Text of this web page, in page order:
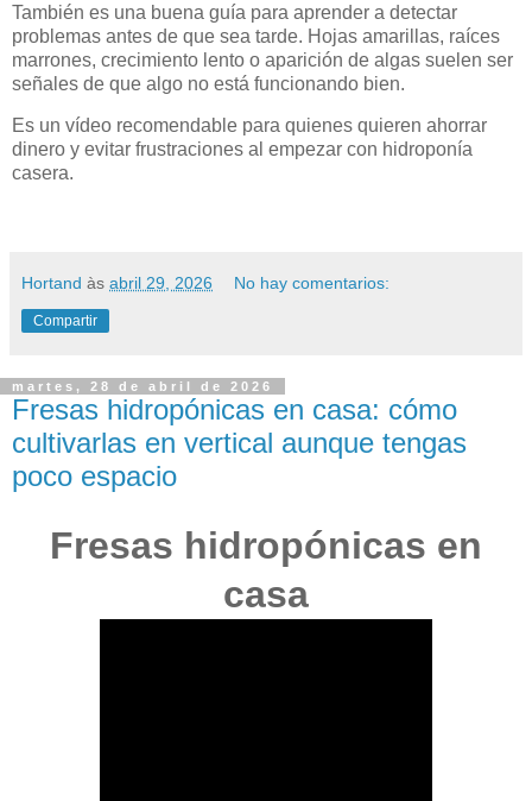
También es una buena guía para aprender a detectar
problemas antes de que sea tarde. Hojas amarillas, raíces
marrones, crecimiento lento o aparición de algas suelen ser
señales de que algo no está funcionando bien.
Es un vídeo recomendable para quienes quieren ahorrar
dinero y evitar frustraciones al empezar con hidroponía
casera.
Hortand às abril 29, 2026 No hay comentarios:
Compartir
martes, 28 de abril de 2026
Fresas hidropónicas en casa: cómo
cultivarlas en vertical aunque tengas
poco espacio
Fresas hidropónicas en
casa